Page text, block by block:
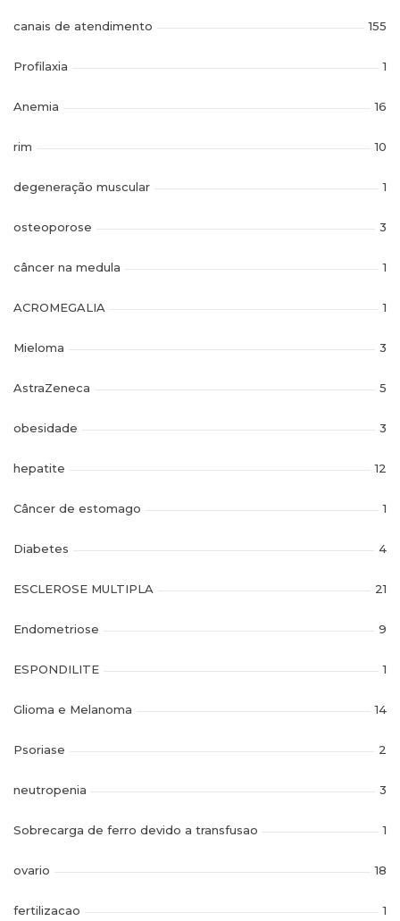
canais de atendimento 155
Profilaxia 1
Anemia 16
rim 10
degeneração muscular 1
osteoporose 3
câncer na medula 1
ACROMEGALIA 1
Mieloma 3
AstraZeneca 5
obesidade 3
hepatite 12
Câncer de estomago 1
Diabetes 4
ESCLEROSE MULTIPLA 21
Endometriose 9
ESPONDILITE 1
Glioma e Melanoma 14
Psoriase 2
neutropenia 3
Sobrecarga de ferro devido a transfusao 1
ovario 18
fertilizacao 1